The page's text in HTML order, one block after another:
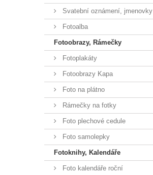
Svatební oznámení, jmenovky
Fotoalba
Fotoobrazy, Rámečky
Fotoplakáty
Fotoobrazy Kapa
Foto na plátno
Rámečky na fotky
Foto plechové cedule
Foto samolepky
Fotoknihy, Kalendáře
Foto kalendáře roční